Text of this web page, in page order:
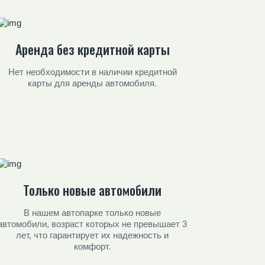
Аренда без кредитной карты
Нет необходимости в наличии кредитной
карты для аренды автомобиля.
Только новые автомобили
В нашем автопарке только новые
возраст которых не превышает 3
лет, что гарантирует их надежность и
комфорт.